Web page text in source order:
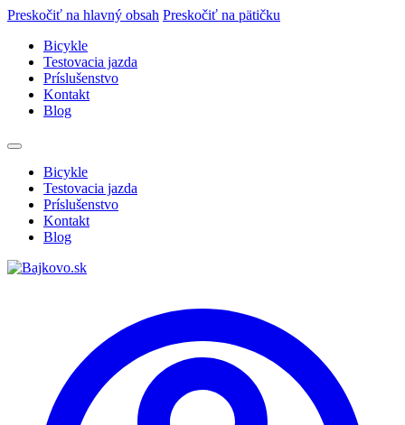
Preskočiť na hlavný obsah Preskočiť na pätičku
Bicykle
Testovacia jazda
Príslušenstvo
Kontakt
Blog
Bicykle
Testovacia jazda
Príslušenstvo
Kontakt
Blog